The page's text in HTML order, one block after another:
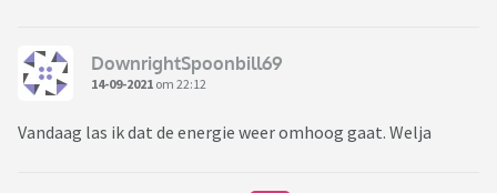
DownrightSpoonbill69
14-09-2021 om 22:12
Vandaag las ik dat de energie weer omhoog gaat. Welja